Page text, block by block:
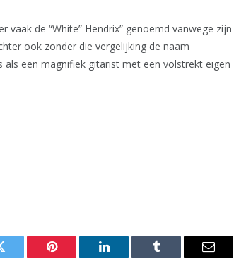
de “White” Hendrix” genoemd vanwege zijn
ook zonder die vergelijking de naam
een magnifiek gitarist met een volstrekt eigen
Pinterest LinkedIn Tumblr Email